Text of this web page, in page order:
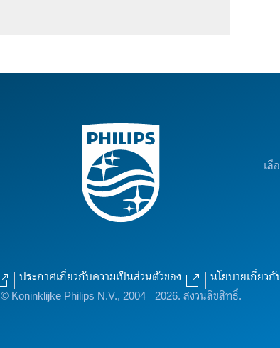
เลื
ประกาศเกี่ยวกับความเป็นส่วนตัวของ นโยบายเกี่ยว
© Koninklijke Philips N.V., 2004 - 2026. สงวนลิขสิทธิ์.